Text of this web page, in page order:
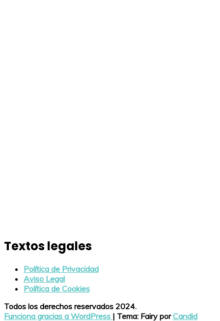
Textos legales
Política de Privacidad
Aviso Legal
Política de Cookies
Todos los derechos reservados 2024.
Funciona gracias a WordPress | Tema: Fairy porCandid